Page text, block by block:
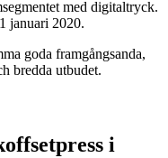
med digitaltryck.
januari 2020.
goda framgångsanda,
bredda utbudet.
i